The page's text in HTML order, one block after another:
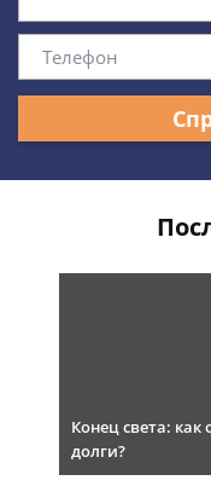
Конец света: как
долги?